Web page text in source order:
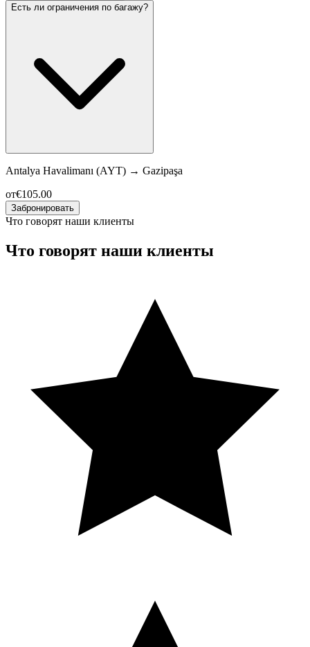
Есть ли ограничения по багажу?
Antalya Havalimanı (AYT) → Gazipaşa
от€105.00
Забронировать
Что говорят наши клиенты
Что говорят наши клиенты